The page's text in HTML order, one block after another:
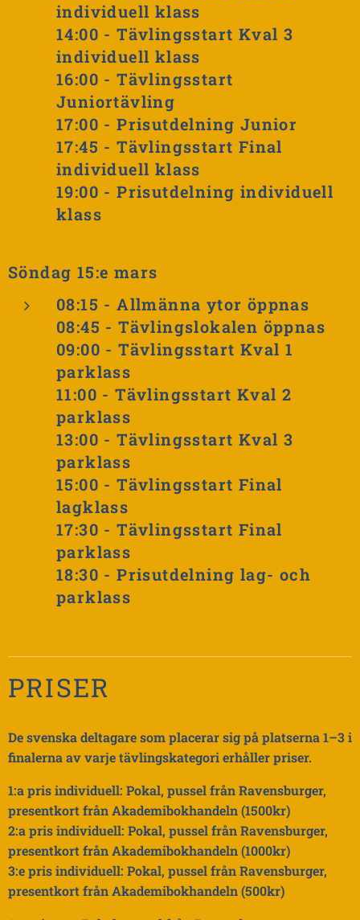
individuell klass
14:00 - Tävlingsstart Kval 3
individuell klass
16:00 - Tävlingsstart
Juniortävling
17:00 - Prisutdelning Junior
17:45 -Tävlingsstart Final
individuell klass
19:00 -Prisutdelning individuell
klass
Söndag 15:e mars
08:15 - Allmänna ytor öppnas
08:45 - Tävlingslokalen öppnas
09:00 - Tävlingsstart Kval 1
parklass
11:00 - Tävlingsstart Kval 2
parklass
13:00 - Tävlingsstart Kval 3
parklass
15:00 - Tävlingsstart Final
lagklass
17:30 -Tävlingsstart Final
parklass
18:30 -Prisutdelning lag- och
parklass
PRISER
De svenska deltagare som placerar sig på platserna 1–3 i
finalerna av varje tävlingskategori erhåller priser.
1:a pris individuell: Pokal, pussel från Ravensburger,
presentkort från Akademibokhandeln (1500kr)
2:a pris individuell: Pokal, pussel från Ravensburger,
presentkort från Akademibokhandeln (1000kr)
3:e pris individuell: Pokal, pussel från Ravensburger,
presentkort från Akademibokhandeln (500kr)